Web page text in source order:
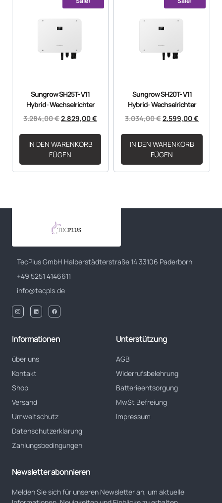
Sungrow SH25T- V11
Hybrid- Wechselrichter
3.284,00€2.829,00€
IN DEN WARENKORB
FÜGEN
Sungrow SH20T- V11
Hybrid- Wechselrichter
3.034,00€2.599,00€
IN DEN WARENKORB
FÜGEN
TecPlus GmbH Halberstädterstraße 14 33106 Paderborn
+49 5251 4146611
info@tecpls.de
Informationen
über uns
Kontakt
Shop
Versand
Umweltschutz
Datenschutzerklarung
Zahlungsbedingungen
Unterstützung
AGB
Widerrufsbelehrung
Batterieentsorgung
MwSt Befreiung
Impressum
Newsletter abonnieren
Melden Sie sich für unseren Newsletter an, um aktuelle